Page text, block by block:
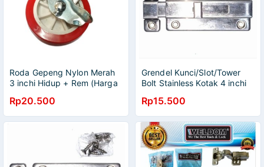
Roda Gepeng Nylon Merah
3 inchi Hidup + Rem (Harga
Rp20.500
Grendel Kunci/Slot/Tower
Bolt Stainless Kotak 4 inchi
Rp15.500